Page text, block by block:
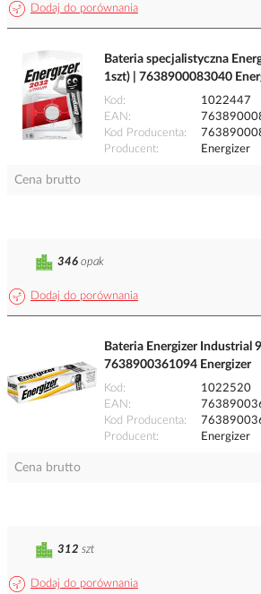
Dodaj do porównania
Bateria specjalistyczna
1szt) | 7638900083040
Kod
1022447
EAN
Kod Producenta
Producent
Energizer
Cena brutto
Dodaj do porównania
346 opak
Bateria Energizer Industrial
7638900361094 Energizer
Kod
1022520
EAN
Kod Producenta
Producent
Energizer
Cena brutto
Dodaj do porównania
312 szt